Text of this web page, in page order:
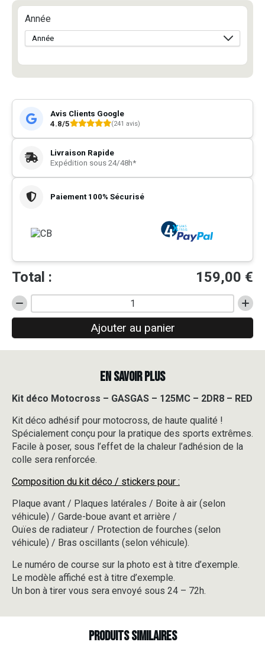
Année
Avis Clients Google
4.8/5
(241 avis)
Livraison Rapide
Expédition sous 24/48h*
Paiement 100% Sécurisé
Total : 159,00 €
quantité
de
déco
Motocross
125MC
2DR8
-
RED
Ajouter au panier
EN SAVOIR PLUS
Kit déco Motocross – GASGAS – 125MC – 2DR8 – RED
Kit déco adhésif pour motocross, de haute qualité !
Spécialement conçu pour la pratique des sports extrêmes.
Facile à poser, sous l’effet de la chaleur l’adhésion de la
colle sera renforcée.
Composition du kit déco / stickers pour :
Plaque avant / Plaques latérales / Boite à air (selon
véhicule) / Garde-boue avant et arrière /
Ouïes de radiateur / Protection de fourches (selon
véhicule) / Bras oscillants (selon véhicule).
Le numéro de course sur la photo est à titre d’exemple.
Le modèle affiché est à titre d’exemple.
Un bon à tirer vous sera envoyé sous 24 – 72h.
Produits similaires